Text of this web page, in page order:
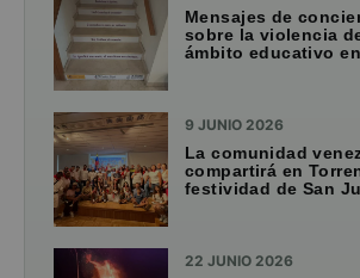
Mensajes de
sobre la violencia
ámbito educativo
9 JUNIO 2026
La comunidad
compartirá en
festividad de San
22 JUNIO 2026